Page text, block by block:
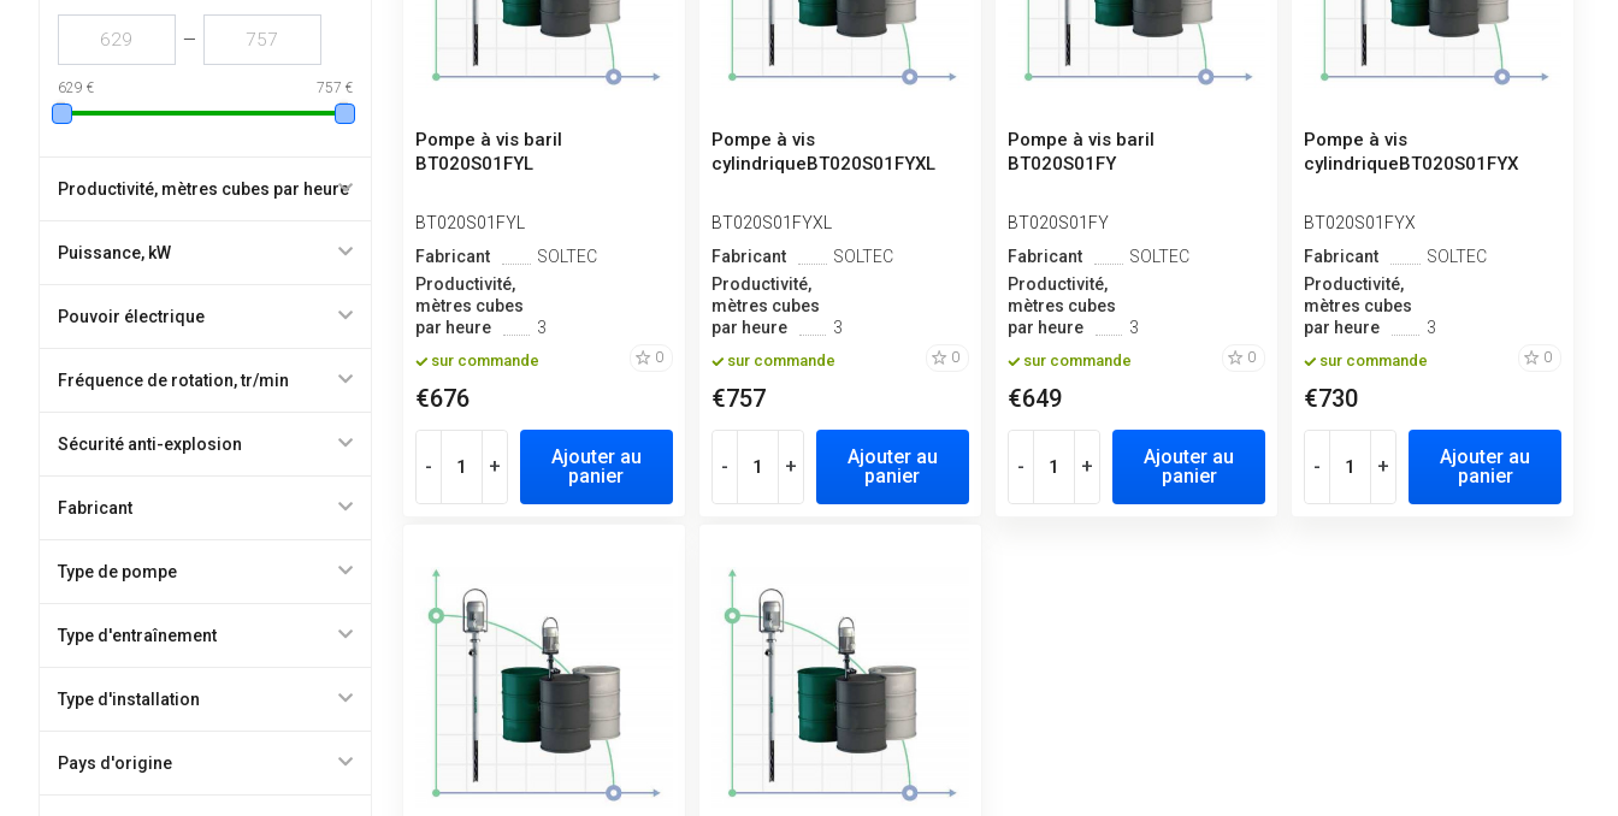
—
629 € 757 €
Productivité, mètres cubes par heure
Puissance, kW
Pouvoir électrique
Fréquence de rotation, tr/min
Sécurité anti-explosion
Fabricant
Type de pompe
Type d'entraînement
Type d'installation
Pays d'origine
Pompe à vis baril
BT020S01FYL
BT020S01FYL
Fabricant
SOLTEC
Productivité,
mètres cubes
par heure
3
sur commande 0
€676
- +
Ajouter au
panier
Pompe à vis
cylindriqueBT020S01FYXL
BT020S01FYXL
Fabricant
SOLTEC
Productivité,
mètres cubes
par heure
3
sur commande 0
€757
- +
Ajouter au
panier
Pompe à vis baril
BT020S01FY
BT020S01FY
Fabricant
SOLTEC
Productivité,
mètres cubes
par heure
3
sur commande 0
€649
- +
Ajouter au
panier
Pompe à vis
cylindriqueBT020S01FYX
BT020S01FYX
Fabricant
SOLTEC
Productivité,
mètres cubes
par heure
3
sur commande 0
€730
- +
Ajouter au
panier